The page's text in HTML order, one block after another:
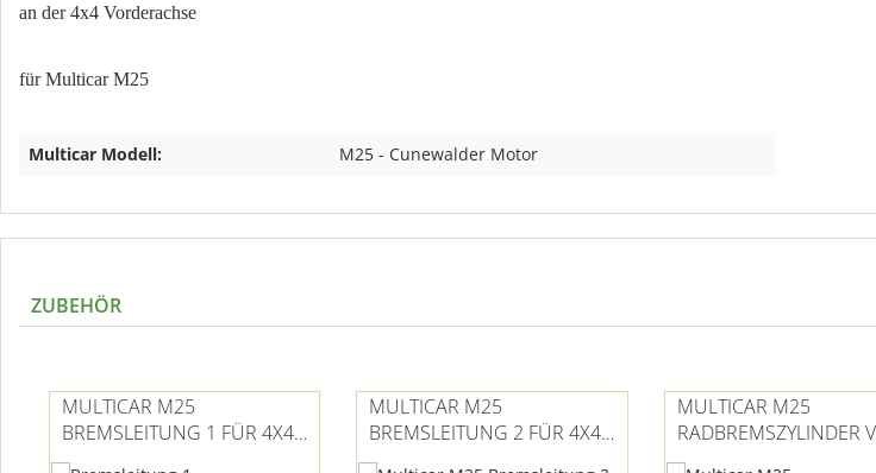
an der 4x4 Vorderachse
für Multicar M25
Multicar Modell: M25 - Cunewalder Motor
ZUBEHÖR
MULTICAR M25
BREMSLEITUNG 1 FÜR 4X4
VORDERACHSE
MULTICAR M25
BREMSLEITUNG 2 FÜR 4X4
VORDERACHSE (RECHTS)
MULTICAR M25
RADBREMSZYLINDER